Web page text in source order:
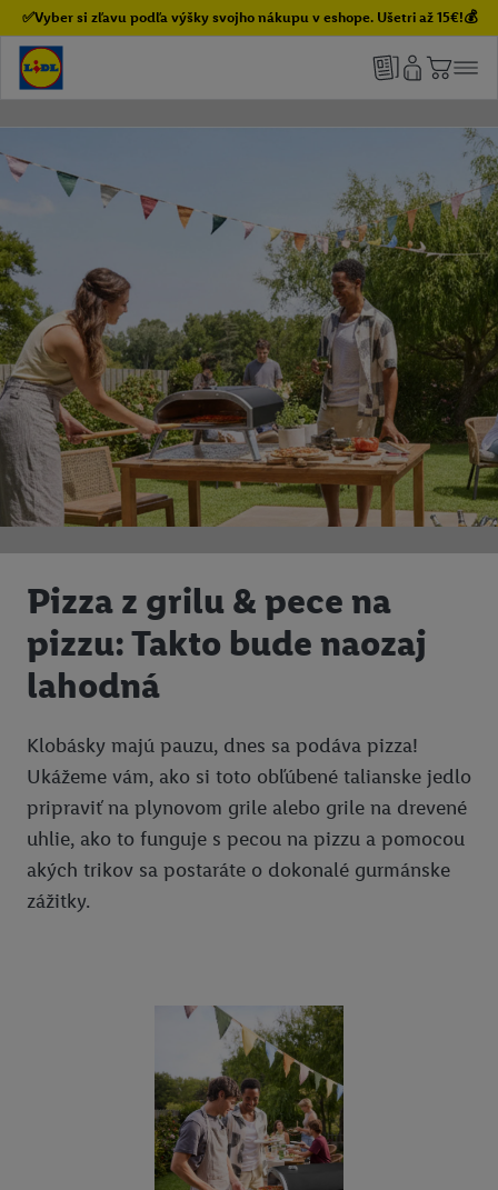
✅Vyber si zľavu podľa výšky svojho nákupu v eshope. Ušetri až 15€!💰
Pizza z grilu & pece na
pizzu: Takto bude naozaj
lahodná
Klobásky majú pauzu, dnes sa podáva pizza!
Ukážeme vám, ako si toto obľúbené talianske jedlo
pripraviť na plynovom grile alebo grile na drevené
uhlie, ako to funguje s pecou na pizzu a pomocou
akých trikov sa postaráte o dokonalé gurmánske
zážitky.